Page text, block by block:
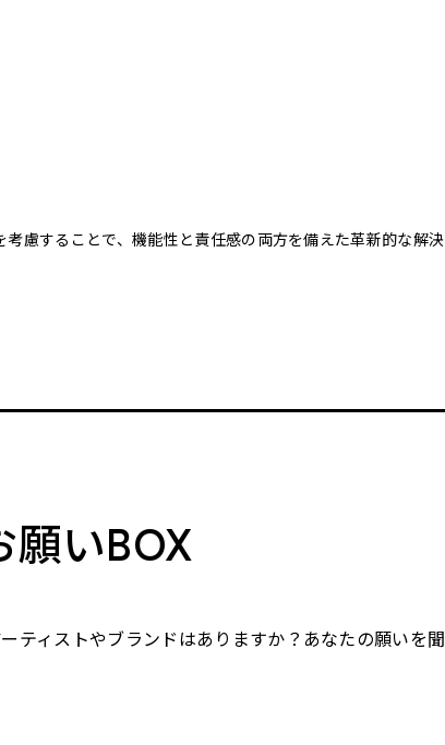
慮することで、機能性と責任感の両方を備えた革新的な解決
願いBOX
ティストやブランドはありますか？あなたの願いを聞